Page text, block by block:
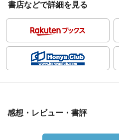
書店などで詳細を見る
感想・レビュー・書評